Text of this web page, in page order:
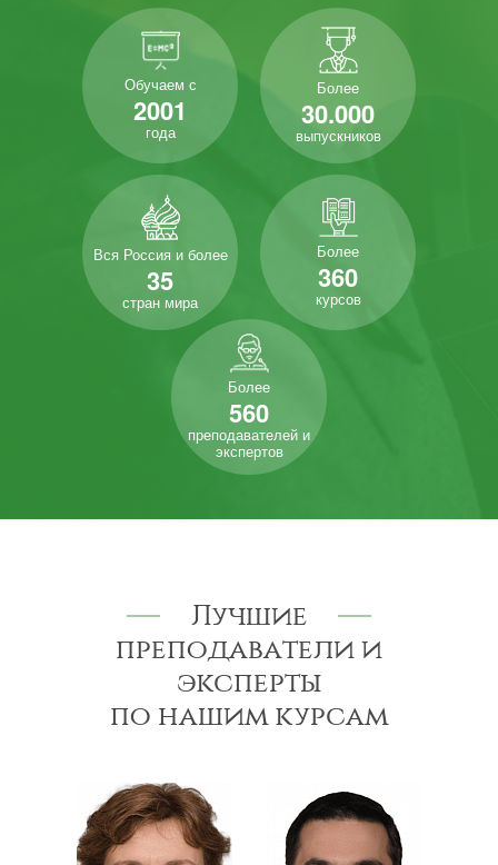
Обучаем с
2001
года
Более
30.000
выпускников
Вся Россия и более
35
стран мира
Более
360
курсов
Более
560
преподавателей и
экспертов
Лучшие
преподаватели и
эксперты
по нашим курсам